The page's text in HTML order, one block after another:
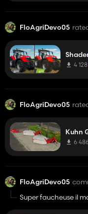
FloAgriDevo05
4 128
FloAgriDevo05
Kuhn
6
FloAgriDevo05
Super faucheuse il